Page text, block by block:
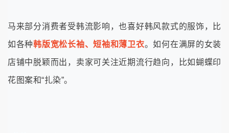
马来部分消费者受韩流影响，也喜好韩风款式的服饰，比
如各种韩版宽松长袖、短袖和薄卫衣。如何在满屏的女装
店铺中脱颖而出，卖家可关注近期流行趋向，比如蝴蝶印
花图案和“扎染”。